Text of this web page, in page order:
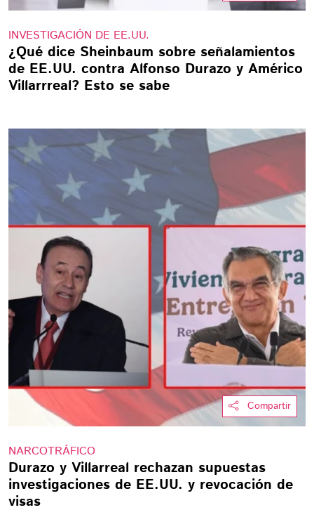
INVESTIGACIÓN DE EE.UU.
¿Qué dice Sheinbaum sobre señalamientos
de EE.UU. contra Alfonso Durazo y Américo
Villarrreal? Esto se sabe
Compartir
NARCOTRÁFICO
Durazo y Villarreal rechazan supuestas
investigaciones de EE.UU. y revocación de
visas